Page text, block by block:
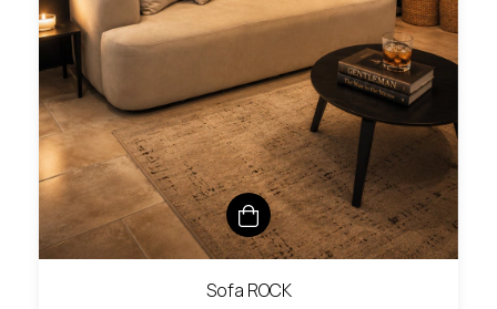
Sofa ROCK